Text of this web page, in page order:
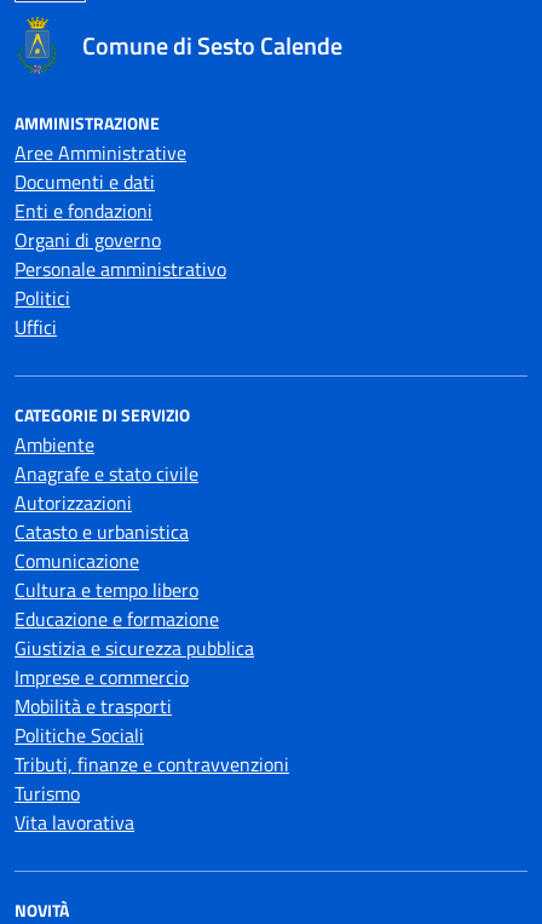
Comune di Sesto Calende
AMMINISTRAZIONE
Aree Amministrative
Documenti e dati
Enti e fondazioni
Organi di governo
Personale amministrativo
Politici
Uffici
CATEGORIE DI SERVIZIO
Ambiente
Anagrafe e stato civile
Autorizzazioni
Catasto e urbanistica
Comunicazione
Cultura e tempo libero
Educazione e formazione
Giustizia e sicurezza pubblica
Imprese e commercio
Mobilità e trasporti
Politiche Sociali
Tributi, finanze e contravvenzioni
Turismo
Vita lavorativa
NOVITÀ